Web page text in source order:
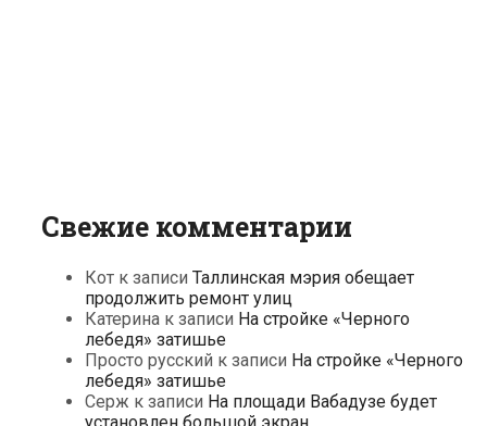
Свежие комментарии
Кот к записи Таллинская мэрия обещает
продолжить ремонт улиц
Катерина к записи На стройке «Черного
лебедя» затишье
Просто русский к записи На стройке «Черного
лебедя» затишье
Серж к записи На площади Вабадузе будет